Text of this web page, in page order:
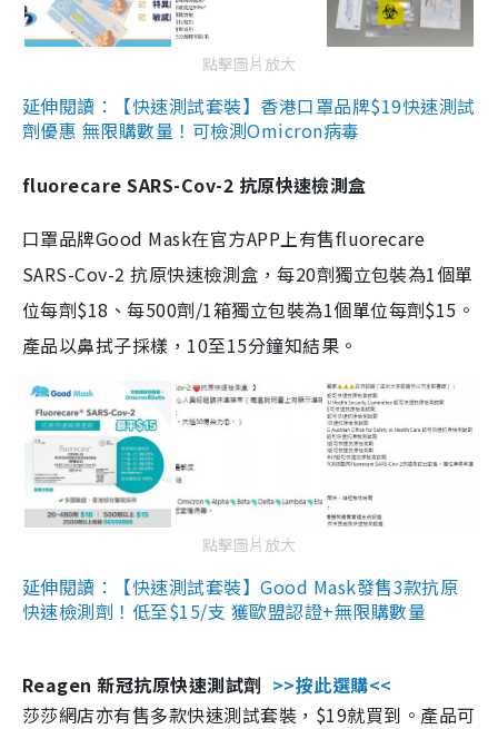
點擊圖片放大
延伸閱讀：【快速測試套裝】香港口罩品牌$19快速測試
劑優惠 無限購數量！可檢測Omicron病毒
fluorecare SARS-Cov-2 抗原快速檢測盒
口罩品牌Good Mask在官方APP上有售fluorecare
SARS-Cov-2 抗原快速檢測盒，每20劑獨立包裝為1個單
位每劑$18、每500劑/1箱獨立包裝為1個單位每劑$15。
產品以鼻拭子採樣，10至15分鐘知結果。
點擊圖片放大
延伸閱讀：【快速測試套裝】Good Mask發售3款抗原
快速檢測劑！低至$15/支 獲歐盟認證+無限購數量
Reagen 新冠抗原快速測試劑 >>按此選購<<
莎莎網店亦有售多款快速測試套裝，$19就買到。產品可